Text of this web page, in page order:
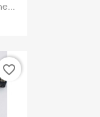
favorite_border